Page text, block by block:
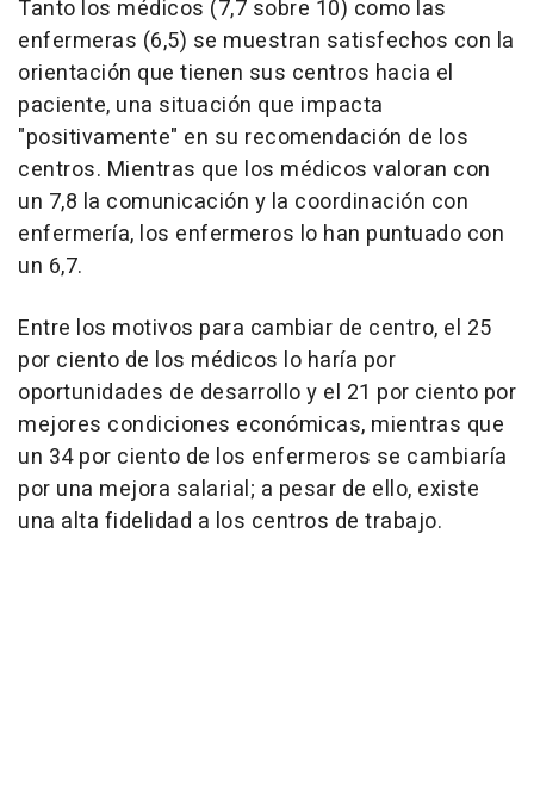
Tanto los médicos (7,7 sobre 10) como las
enfermeras (6,5) se muestran satisfechos con la
orientación que tienen sus centros hacia el
paciente, una situación que impacta
"positivamente" en su recomendación de los
centros. Mientras que los médicos valoran con
un 7,8 la comunicación y la coordinación con
enfermería, los enfermeros lo han puntuado con
un 6,7.
Entre los motivos para cambiar de centro, el 25
por ciento de los médicos lo haría por
oportunidades de desarrollo y el 21 por ciento por
mejores condiciones económicas, mientras que
un 34 por ciento de los enfermeros se cambiaría
por una mejora salarial; a pesar de ello, existe
una alta fidelidad a los centros de trabajo.